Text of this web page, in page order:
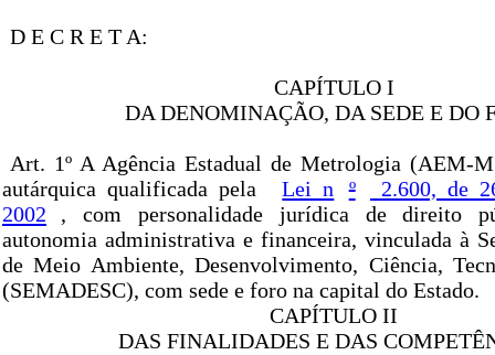
D E C R E T A:
CAPÍTULO I
DA DENOMINAÇÃO, DA SEDE E DO
Art. 1º A Agência Estadual de Metrologia (AEM-
autárquica qualificada pela
Lei n º
2.600, de
2002
, com personalidade jurídica de direito
autonomia administrativa e financeira, vinculada à
de Meio Ambiente, Desenvolvimento, Ciência,
(SEMADESC), com sede e foro na capital do Estado.
CAPÍTULO II
DAS FINALIDADES E DAS